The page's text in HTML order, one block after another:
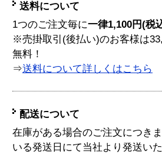
送料について
1つのご注文毎に一律1,100円(税
※売掛取引(後払い)のお客様は
無料！
⇒送料について詳しくはこちら
配送について
在庫がある場合のご注文につき
いる発送日にて当社より発送い